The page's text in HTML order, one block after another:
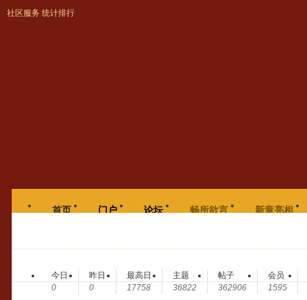
社区服务 统计排行
首页 门户 论坛 畅所欲言 新章亮相
今日
0
昨日
0
最高日
17758
主题
36822
帖子
362906
会员
1595